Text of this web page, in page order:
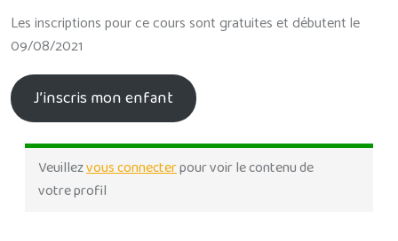
Les inscriptions pour ce cours sont gratuites et débutent le
09/08/2021
J’inscris mon enfant
Veuillezvous connecterpour voir le contenu de
votre profil